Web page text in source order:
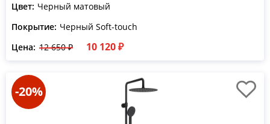
Цвет: Черный матовый
Покрытие: Черный Soft-touch
Цена: 12 650 ₽ 10 120 ₽
-20%